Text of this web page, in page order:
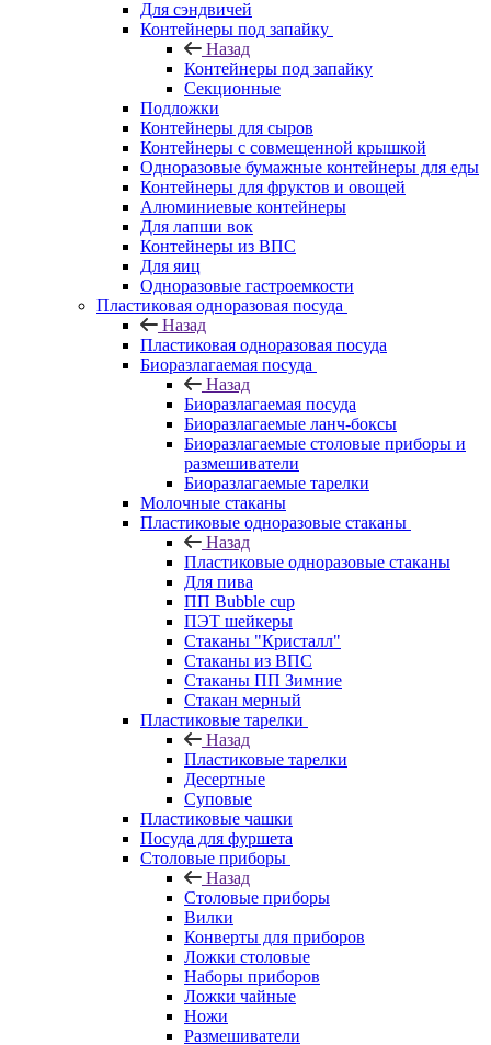
Для сэндвичей
Контейнеры под запайку
Назад
Контейнеры под запайку
Секционные
Подложки
Контейнеры для сыров
Контейнеры с совмещенной крышкой
Одноразовые бумажные контейнеры для еды
Контейнеры для фруктов и овощей
Алюминиевые контейнеры
Для лапши вок
Контейнеры из ВПС
Для яиц
Одноразовые гастроемкости
Пластиковая одноразовая посуда
Назад
Пластиковая одноразовая посуда
Биоразлагаемая посуда
Назад
Биоразлагаемая посуда
Биоразлагаемые ланч-боксы
Биоразлагаемые столовые приборы и
размешиватели
Биоразлагаемые тарелки
Молочные стаканы
Пластиковые одноразовые стаканы
Назад
Пластиковые одноразовые стаканы
Для пива
ПП Bubble cup
ПЭТ шейкеры
Стаканы "Кристалл"
Стаканы из ВПС
Стаканы ПП Зимние
Стакан мерный
Пластиковые тарелки
Назад
Пластиковые тарелки
Десертные
Суповые
Пластиковые чашки
Посуда для фуршета
Столовые приборы
Назад
Столовые приборы
Вилки
Конверты для приборов
Ложки столовые
Наборы приборов
Ложки чайные
Ножи
Размешиватели